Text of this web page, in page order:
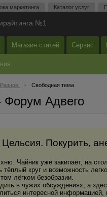
маркетинга Каталог услуг
№1
Магазин статей Сервис
Разное Свободная тема
Адвего
Покурить,
Чайник уже закипает, на
тёплый круг и возможность
лёгком безобразии.
в чужих обсуждениях, а
интересной